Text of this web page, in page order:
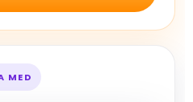
MED